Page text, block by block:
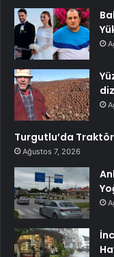
Turgutlu’da
Ağustos 7, 2026